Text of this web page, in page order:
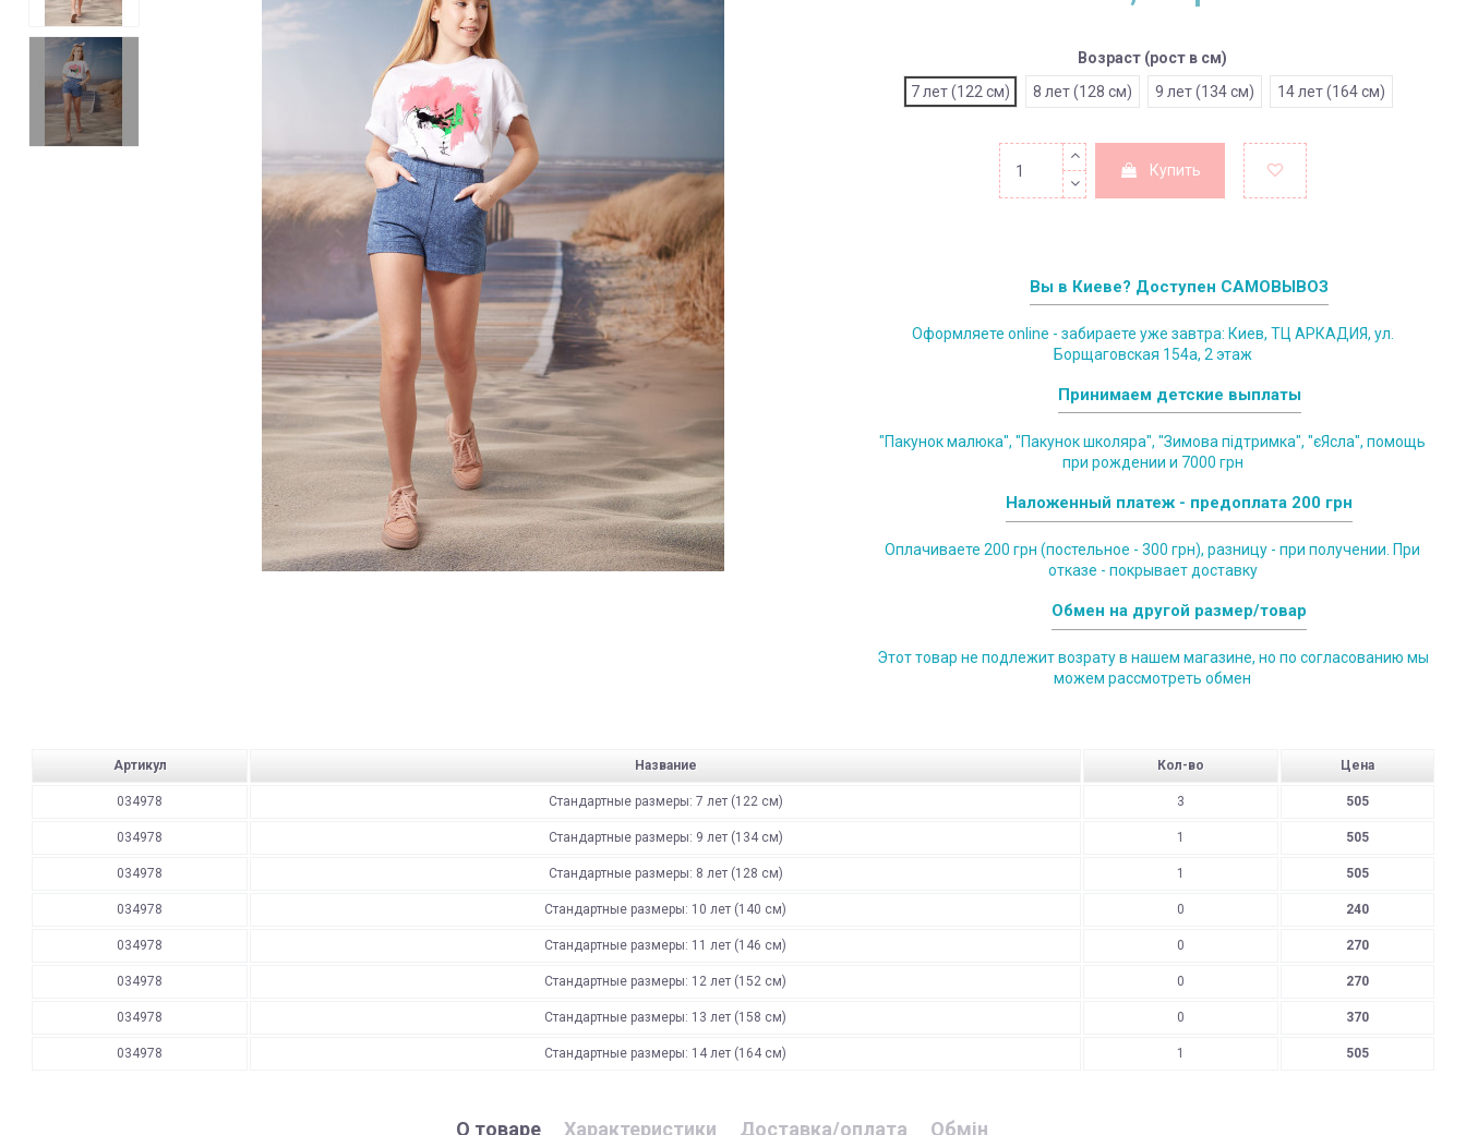
Возраст (рост в см)
7 лет (122 см)
8 лет (128 см) 9 лет (134 см) 14 лет (164 см)
Купить
Вы в Киеве? Доступен САМОВЫВОЗ
Оформляете online - забираете уже завтра: Киев, ТЦ АРКАДИЯ, ул.
Борщаговская 154а, 2 этаж
Принимаем детские выплаты
"Пакунок малюка", "Пакунок школяра", "Зимова підтримка", "єЯсла", помощь
при рождении и 7000 грн
Наложенный платеж - предоплата 200 грн
Оплачиваете 200 грн (постельное - 300 грн), разницу - при получении. При
отказе - покрывает доставку
Обмен на другой размер/товар
Этот товар не подлежит возрату в нашем магазине, но по согласованию мы
можем рассмотреть обмен
Артикул Название Кол-во Цена
034978 Стандартные размеры: 7 лет (122 см) 3 505
034978 Стандартные размеры: 9 лет (134 см) 1 505
034978 Стандартные размеры: 8 лет (128 см) 1 505
034978 Стандартные размеры: 10 лет (140 см) 0 240
034978 Стандартные размеры: 11 лет (146 см) 0 270
034978 Стандартные размеры: 12 лет (152 см) 0 270
034978 Стандартные размеры: 13 лет (158 см) 0 370
034978 Стандартные размеры: 14 лет (164 см) 1 505
О товаре Характеристики Доставка/оплата Обмін